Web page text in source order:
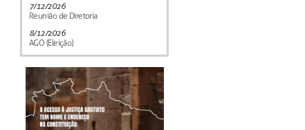
7/12/2026
Reunião de Diretoria
8/12/2026
AGO (Eleição)